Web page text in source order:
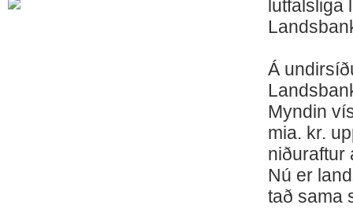
lutfalsliga
Á
Myndin
mia. kr.
niðuraftur
Nú er
tað sama